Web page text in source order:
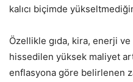
kalıcı biçimde
Özellikle gıda, kira, enerji ve
hissedilen yüksek maliyet
enflasyona göre belirlenen